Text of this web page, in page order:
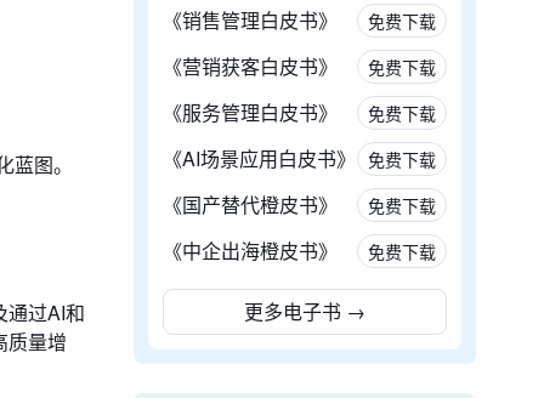
图。
通过AI和
质量增
《销售管理白皮书》 免费下载
《营销获客白皮书》 免费下载
《服务管理白皮书》 免费下载
《AI场景应用白皮书》 免费下载
《国产替代橙皮书》 免费下载
《中企出海橙皮书》 免费下载
更多电子书 →